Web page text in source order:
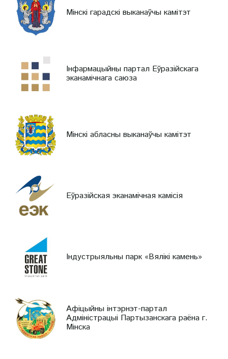
Мінскі гарадскі выканаўчы камітэт
Інфармацыйны партал Еўразійскага
эканамічнага саюза
Мінскі абласны выканаўчы камітэт
Еўразійская эканамічная камісія
Індустрыяльны парк «Вялікі камень»
Афіцыйны інтэрнэт-партал
Адміністрацыі Партызанскага раёна г.
Мінска